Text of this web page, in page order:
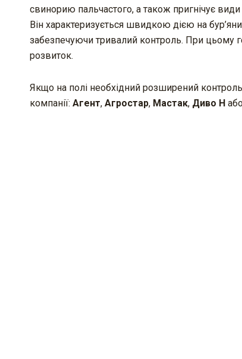
свинорию пальчастого, а також пригнічує
Він характеризується швидкою дією на
забезпечуючи тривалий контроль. При цьому
розвиток.
Якщо на полі необхідний розширений
компанії: Агент, Агростар, Мастак, Диво Н